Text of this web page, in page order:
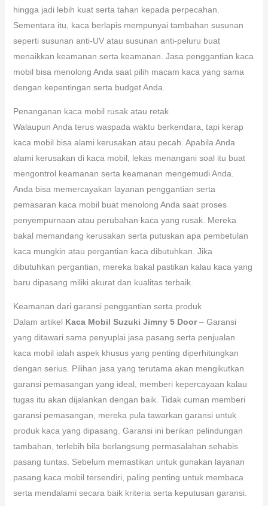
hingga jadi lebih kuat serta tahan kepada perpecahan.
Sementara itu, kaca berlapis mempunyai tambahan susunan
seperti susunan anti-UV atau susunan anti-peluru buat
menaikkan keamanan serta keamanan. Jasa penggantian kaca
mobil bisa menolong Anda saat pilih macam kaca yang sama
dengan kepentingan serta budget Anda.
Penanganan kaca mobil rusak atau retak
Walaupun Anda terus waspada waktu berkendara, tapi kerap
kaca mobil bisa alami kerusakan atau pecah. Apabila Anda
alami kerusakan di kaca mobil, lekas menangani soal itu buat
mengontrol keamanan serta keamanan mengemudi Anda.
Anda bisa memercayakan layanan penggantian serta
pemasaran kaca mobil buat menolong Anda saat proses
penyempurnaan atau perubahan kaca yang rusak. Mereka
bakal memandang kerusakan serta putuskan apa pembetulan
kaca mungkin atau pergantian kaca dibutuhkan. Jika
dibutuhkan pergantian, mereka bakal pastikan kalau kaca yang
baru dipasang miliki akurat dan kualitas terbaik.
Keamanan dari garansi penggantian serta produk
Dalam artikel Kaca Mobil Suzuki Jimny 5 Door– Garansi
yang ditawari sama penyuplai jasa pasang serta penjualan
kaca mobil ialah aspek khusus yang penting diperhitungkan
dengan serius. Pilihan jasa yang terutama akan mengikutkan
garansi pemasangan yang ideal, memberi kepercayaan kalau
tugas itu akan dijalankan dengan baik. Tidak cuman memberi
garansi pemasangan, mereka pula tawarkan garansi untuk
produk kaca yang dipasang. Garansi ini berikan pelindungan
tambahan, terlebih bila berlangsung permasalahan sehabis
pasang tuntas. Sebelum memastikan untuk gunakan layanan
pasang kaca mobil tersendiri, paling penting untuk membaca
serta mendalami secara baik kriteria serta keputusan garansi.